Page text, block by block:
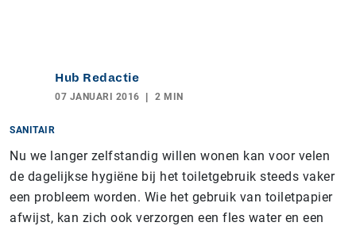
Hub Redactie
07 JANUARI 2016 2 MIN
SANITAIR
Nu we langer zelfstandig willen wonen kan voor velen
de dagelijkse hygiëne bij het toiletgebruik steeds vaker
een probleem worden. Wie het gebruik van toiletpapier
afwijst, kan zich ook verzorgen een fles water en een